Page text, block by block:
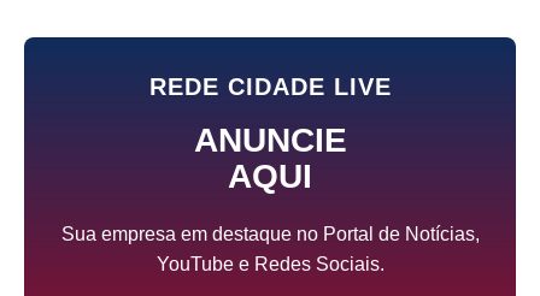
REDE CIDADE LIVE
ANUNCIE
AQUI
Sua empresa em destaque no Portal de Notícias,
YouTube e Redes Sociais.